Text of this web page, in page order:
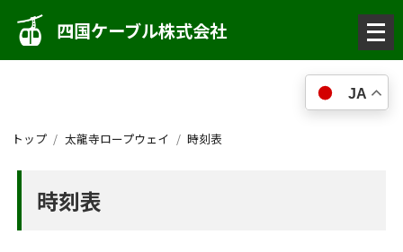
メ
ニ
ュ
ー
四国ケーブル株式会社
JA
トップ 太龍寺ロープウェイ 時刻表
時刻表